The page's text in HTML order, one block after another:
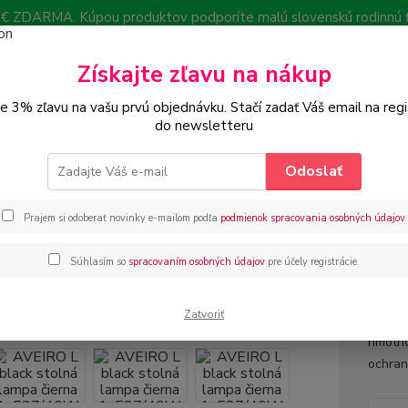
ZDARMA. Kúpou produktov podporíte malú slovenskú rodinnú
Hľadať
INTERIÉROVÉ OSVETLENIE Moderné stolné/nočné
L black stolná lampa
Získajte zľavu na nákup
3% zľavu na vašu prvú objednávku. Stačí zadať Váš email na
do newsletteru
Odoslať
Prajem si odoberať novinky e-mailom podľa podmienok spracovania osobných údajov.
Súhlasím so spracovaním osobných údajov pre účely registrácie.
Zatvoriť